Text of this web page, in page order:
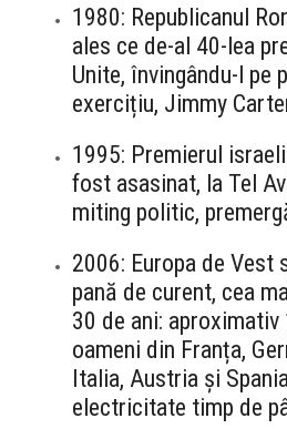
1980: Republicanul
ales ce de-al 40-lea
Unite, învingându-l pe
exercițiu, Jimmy
1995: Premierul
fost asasinat, la Tel
miting politic,
2006: Europa de Vest
pană de curent, cea
30 de ani:
oameni din Franța,
Italia, Austria și
electricitate timp de